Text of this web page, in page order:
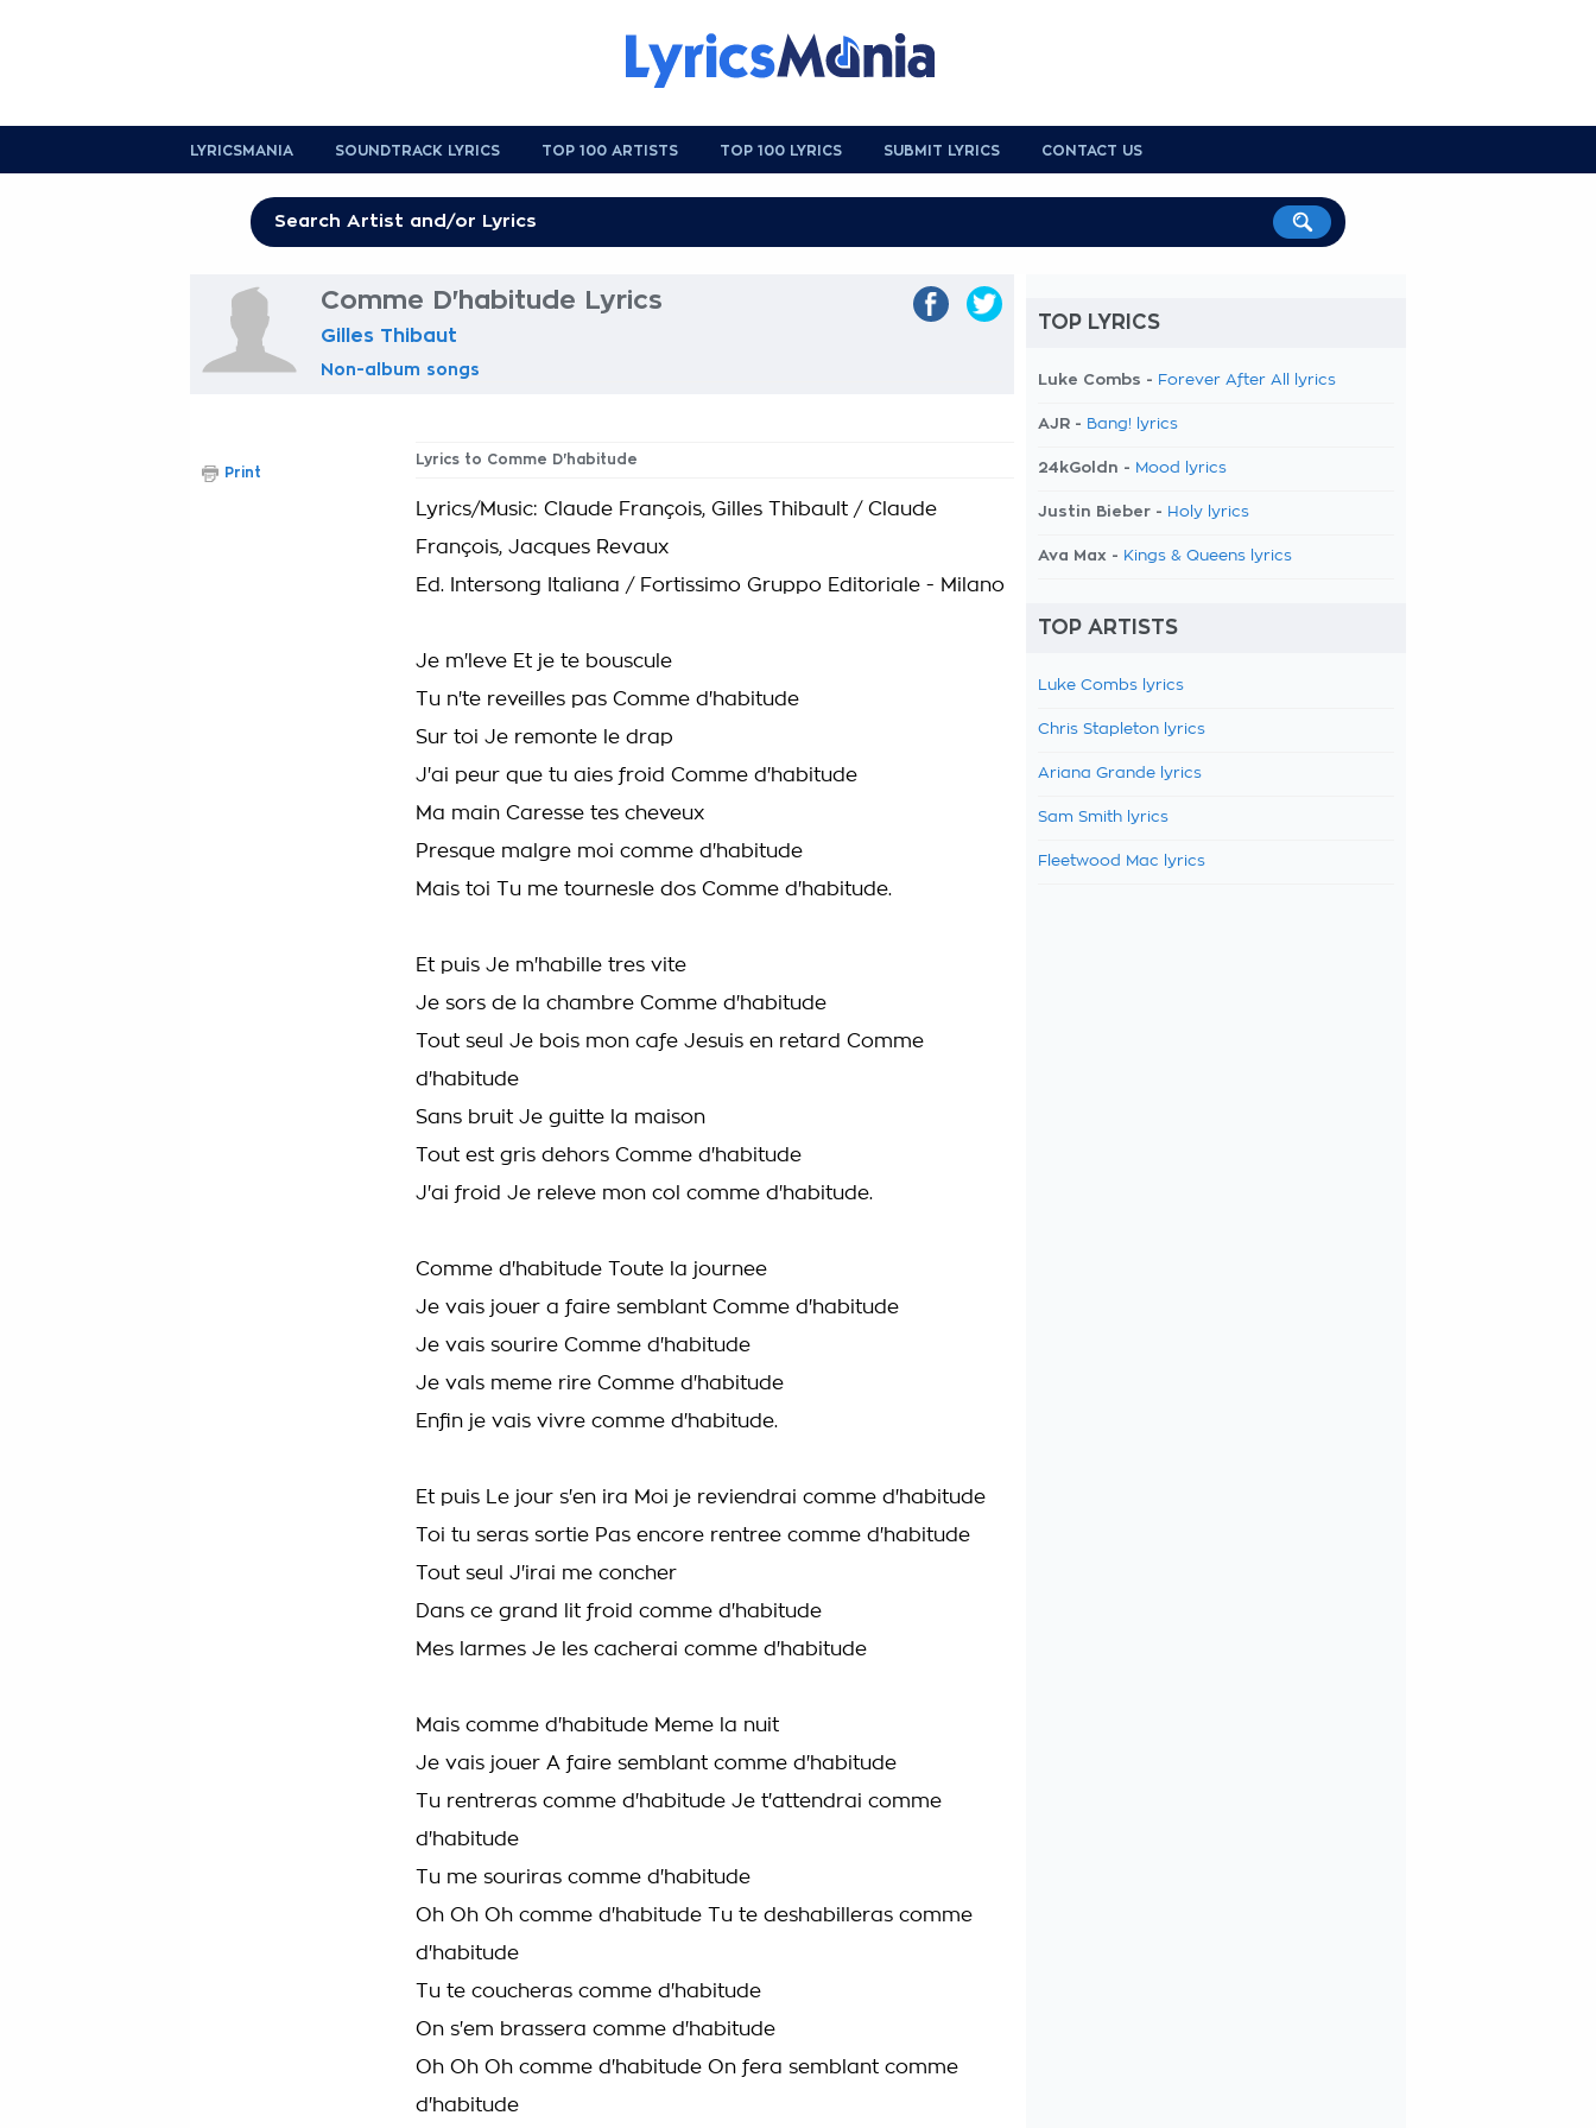
LYRICSMANIA SOUNDTRACK LYRICS TOP 100 ARTISTS TOP 100 LYRICS SUBMIT LYRICS CONTACT US
Comme D'habitude Lyrics
Gilles Thibaut
Non-album songs
Lyrics to Comme D'habitude
Lyrics/Music: Claude François, Gilles Thibault / Claude
François, Jacques Revaux
Ed. Intersong Italiana / Fortissimo Gruppo Editoriale - Milano
Je m'leve Et je te bouscule
Tu n'te reveilles pas Comme d'habitude
Sur toi Je remonte le drap
J'ai peur que tu aies froid Comme d'habitude
Ma main Caresse tes cheveux
Presque malgre moi comme d'habitude
Mais toi Tu me tournesle dos Comme d'habitude.
Et puis Je m'habille tres vite
Je sors de la chambre Comme d'habitude
Tout seul Je bois mon cafe Jesuis en retard Comme
d'habitude
Sans bruit Je guitte la maison
Tout est gris dehors Comme d'habitude
J'ai froid Je releve mon col comme d'habitude.
Comme d'habitude Toute la journee
Je vais jouer a faire semblant Comme d'habitude
Je vais sourire Comme d'habitude
Je vals meme rire Comme d'habitude
Enfin je vais vivre comme d'habitude.
Et puis Le jour s'en ira Moi je reviendrai comme d'habitude
Toi tu seras sortie Pas encore rentree comme d'habitude
Tout seul J'irai me concher
Dans ce grand lit froid comme d'habitude
Mes larmes Je les cacherai comme d'habitude
Mais comme d'habitude Meme la nuit
Je vais jouer A faire semblant comme d'habitude
Tu rentreras comme d'habitude Je t'attendrai comme
d'habitude
Tu me souriras comme d'habitude
Oh Oh Oh comme d'habitude Tu te deshabilleras comme
d'habitude
Tu te coucheras comme d'habitude
On s'em brassera comme d'habitude
Oh Oh Oh comme d'habitude On fera semblant comme
d'habitude
Print
TOP LYRICS
Luke Combs - Forever After All lyrics
AJR - Bang! lyrics
24kGoldn - Mood lyrics
Justin Bieber - Holy lyrics
Ava Max - Kings & Queens lyrics
TOP ARTISTS
Luke Combs lyrics
Chris Stapleton lyrics
Ariana Grande lyrics
Sam Smith lyrics
Fleetwood Mac lyrics